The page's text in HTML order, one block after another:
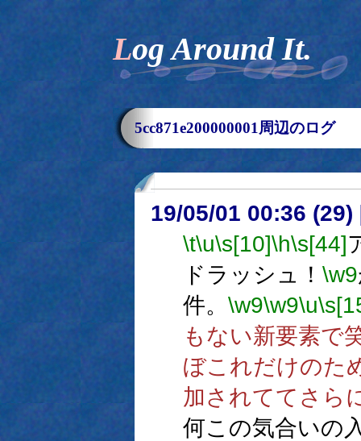
Log Around It.
5cc871e200000001周辺のログ
19/05/01 00:36 (29)
\t\u\s[10]\h\s[44]
ドラッシュ！ \w9
件。 \w9\w9\u
もない新要素で
ぼこれだけのた
加されててさら
何この気合いの